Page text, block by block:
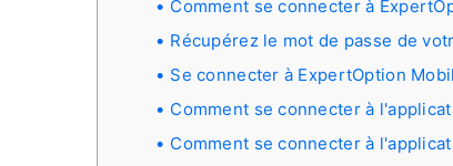
Comment se connecter à
Récupérez le mot de passe de
Se connecter à ExpertOption
Comment se connecter à
Comment se connecter à